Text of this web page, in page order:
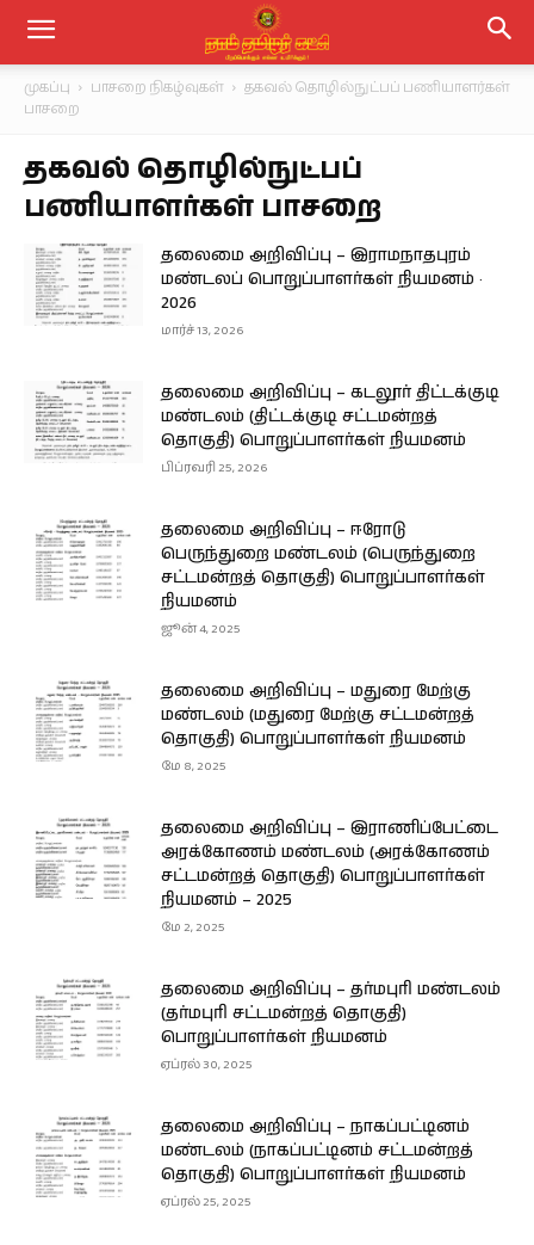
முகப்பு பாசறை நிகழ்வுகள்
தகவல் தொழில்நுட்பப் பணியாளர்கள்
பாசறை
தகவல் தொழில்நுட்பப்
பணியாளர்கள் பாசறை
தலைமை அறிவிப்பு – இராமநாதபுரம்
மண்டலப் பொறுப்பாளர்கள் நியமனம் ·
2026
மார்ச் 13, 2026
தலைமை அறிவிப்பு – கடலூர் திட்டக்குடி
மண்டலம் (திட்டக்குடி சட்டமன்றத்
தொகுதி) பொறுப்பாளர்கள் நியமனம்
பிப்ரவரி 25, 2026
தலைமை அறிவிப்பு – ஈரோடு
பெருந்துறை மண்டலம் (பெருந்துறை
சட்டமன்றத் தொகுதி) பொறுப்பாளர்கள்
நியமனம்
ஜூன் 4, 2025
தலைமை அறிவிப்பு – மதுரை மேற்கு
மண்டலம் (மதுரை மேற்கு சட்டமன்றத்
தொகுதி) பொறுப்பாளர்கள் நியமனம்
மே 8, 2025
தலைமை அறிவிப்பு – இராணிப்பேட்டை
அரக்கோணம் மண்டலம் (அரக்கோணம்
சட்டமன்றத் தொகுதி) பொறுப்பாளர்கள்
நியமனம் – 2025
மே 2, 2025
தலைமை அறிவிப்பு – தர்மபுரி மண்டலம்
(தர்மபுரி சட்டமன்றத் தொகுதி)
பொறுப்பாளர்கள் நியமனம்
ஏப்ரல் 30, 2025
தலைமை அறிவிப்பு – நாகப்பட்டினம்
மண்டலம் (நாகப்பட்டினம் சட்டமன்றத்
தொகுதி) பொறுப்பாளர்கள் நியமனம்
ஏப்ரல் 25, 2025